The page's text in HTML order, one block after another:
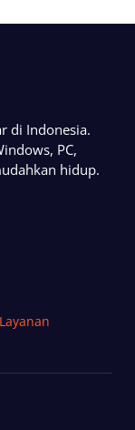
di Indonesia.
PC,
hidup.